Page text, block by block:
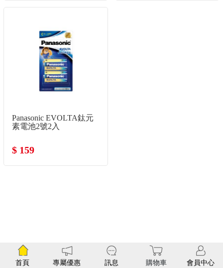
Panasonic EVOLTA鈦元
素電池2號2入
$ 159
首頁 專屬優惠 訊息 購物車 會員中心